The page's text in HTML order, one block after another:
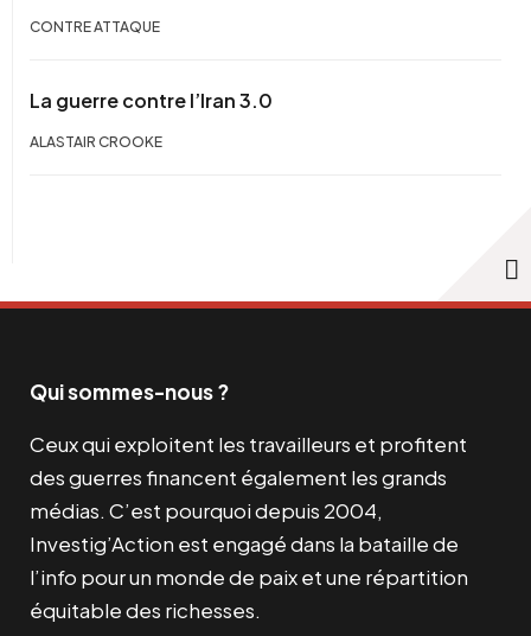
CONTRE ATTAQUE
La guerre contre l’Iran 3.0
ALASTAIR CROOKE
Qui sommes-nous ?
Ceux qui exploitent les travailleurs et profitent
des guerres financent également les grands
médias. C’est pourquoi depuis 2004,
Investig’Action est engagé dans la bataille de
l’info pour un monde de paix et une répartition
équitable des richesses.